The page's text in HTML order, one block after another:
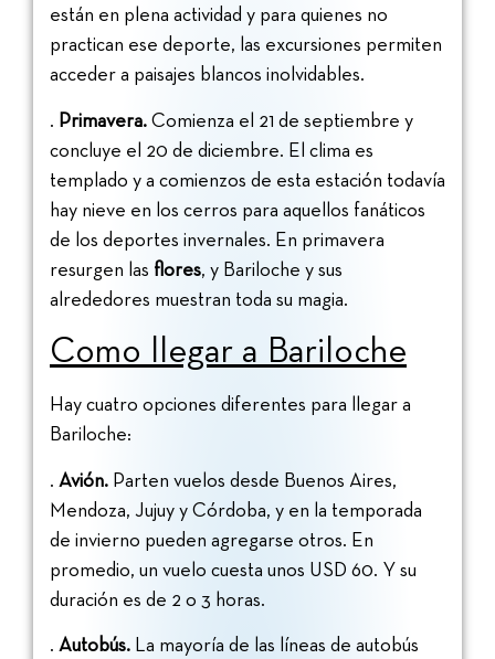
están en plena actividad y para quienes no
practican ese deporte, las excursiones permiten
acceder a paisajes blancos inolvidables.
. Primavera.Comienza el 21 de septiembre y
concluye el 20 de diciembre. El clima es
templado y a comienzos de esta estación todavía
hay nieve en los cerros para aquellos fanáticos
de los deportes invernales. En primavera
resurgen las flores, y Bariloche y sus
alrededores muestran toda su magia.
Como llegar a Bariloche
Hay cuatro opciones diferentes para llegar a
Bariloche:
. Avión. Parten vuelos desde Buenos Aires,
Mendoza, Jujuy y Córdoba, y en la temporada
de invierno pueden agregarse otros. En
promedio, un vuelo cuesta unos USD 60. Y su
duración es de 2 o 3 horas.
. Autobús. La mayoría de las líneas de autobús